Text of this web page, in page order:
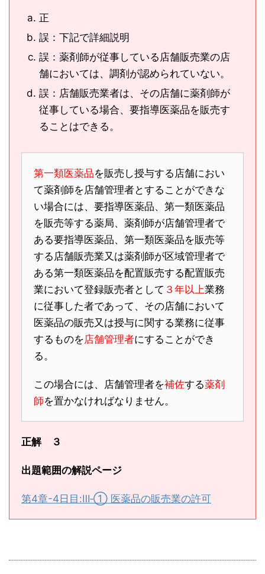
正
誤：下記で詳細説明
誤：薬剤師が従事している店舗販売業の店
舗においては、調剤が認められていない。
誤：店舗販売業者は、その店舗に薬剤師が
従事している場合、要指導医薬品を販売す
ることはできる。
第一類医薬品を販売し授与する店舗におい
て薬剤師を店舗管理者とすることができな
い場合には、要指導医薬品、第一類医薬品
を販売等する薬局、薬剤師が店舗管理者で
ある要指導医薬品、第一類医薬品を販売等
する店舗販売業又は薬剤師が区域管理者で
ある第一類医薬品を配置販売する配置販売
業において登録販売者として ３年以上業務
に従事した者であって、その店舗において
医薬品の販売又は授与に関する業務に従事
するものを店舗管理者にすることができ
る。
この場合には、店舗管理者を補佐する薬剤
師を置かなければなりません。
正解 ３
出題範囲の解説ページ
第4章-4日目:Ⅲ‐① 医薬品の販売業の許可